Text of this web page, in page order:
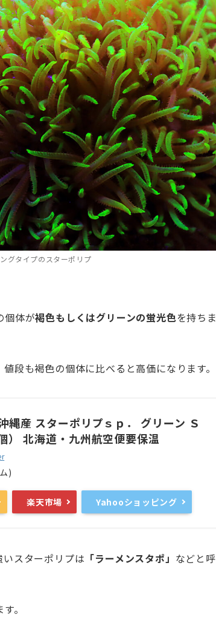
グタイプのスターポリプ
個体が褐色もしくはグリーンの蛍光色を持ちま
段も褐色の個体に比べると高価になります。
縄産 スターポリプｓｐ． グリーン Ｓ
） 北海道・九州航空便要保温
)
楽天市場 Yahooショッピング
スターポリプは 「ラーメンスタポ」 などと呼
。